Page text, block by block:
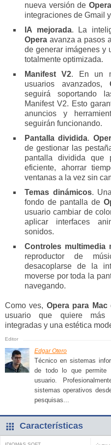
nueva versión de Opera
integraciones de Gmail
IA mejorada. La
Opera avanza a pasos
de generar imágenes y
totalmente optimizada.
Manifest V2. En un
usuarios avanzados,
seguirá soportando
Manifest V2. Esto
anuncios y
seguirán funcionando.
Pantalla dividida.
de gestionar las
pantalla dividida que
eficiente, ahorrar
ventanas a la vez sin
Temas dinámicos.
fondo de pantalla de
usuario cambiar de
aplicar interfaces
sonidos.
Controles multimedia
reproductor de
desacoplarse de la
moverse por toda la
navegando.
Como ves, Opera para Mac
usuario que quiere más
integradas y una estética
Edgar Otero
Técnico en sistemas
de todo lo que permite
usuario.
sistemas operativos
pesquisas...
Características